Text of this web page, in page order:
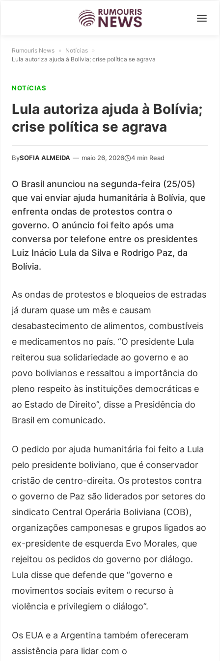
Rumouris News » Notícias »
Lula autoriza ajuda à Bolívia; crise política se agrava
NOTíCIAS
Lula autoriza ajuda à Bolívia;
crise política se agrava
BySOFIA ALMEIDA — maio 26, 2026 4 min Read
O Brasil anunciou na segunda-feira (25/05)
que vai enviar ajuda humanitária à Bolívia, que
enfrenta ondas de protestos contra o
governo. O anúncio foi feito após uma
conversa por telefone entre os presidentes
Luiz Inácio Lula da Silva e Rodrigo Paz, da
Bolívia.
As ondas de protestos e bloqueios de estradas
já duram quase um mês e causam
desabastecimento de alimentos, combustíveis
e medicamentos no país. “O presidente Lula
reiterou sua solidariedade ao governo e ao
povo bolivianos e ressaltou a importância do
pleno respeito às instituições democráticas e
ao Estado de Direito”, disse a Presidência do
Brasil em comunicado.
O pedido por ajuda humanitária foi feito a Lula
pelo presidente boliviano, que é conservador
cristão de centro-direita. Os protestos contra
o governo de Paz são liderados por setores do
sindicato Central Operária Boliviana (COB),
organizações camponesas e grupos ligados ao
ex-presidente de esquerda Evo Morales, que
rejeitou os pedidos do governo por diálogo.
Lula disse que defende que “governo e
movimentos sociais evitem o recurso à
violência e privilegiem o diálogo”.
Os EUA e a Argentina também ofereceram
assistência para lidar com o